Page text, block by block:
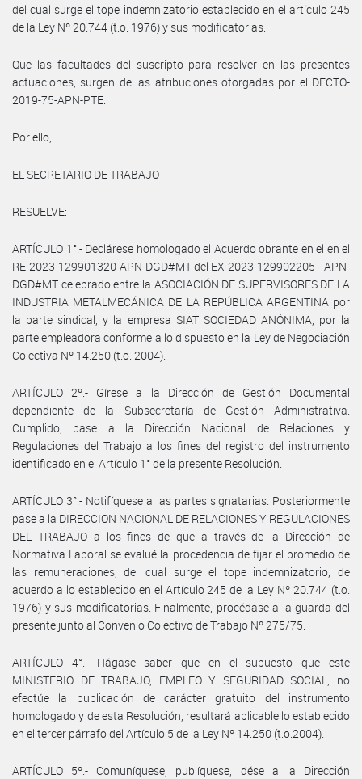
del cual surge el tope indemnizatorio establecido en el artículo 245
de la Ley Nº 20.744 (t.o. 1976) y sus modificatorias.
Que las facultades del suscripto para resolver en las presentes
actuaciones, surgen de las atribuciones otorgadas por el DECTO-
2019-75-APN-PTE.
Por ello,
EL SECRETARIO DE TRABAJO
RESUELVE:
ARTÍCULO 1°.- Declárese homologado el Acuerdo obrante en el en el
RE-2023-129901320-APN-DGD#MT del EX-2023-129902205- -APN-
DGD#MT celebrado entre la ASOCIACIÓN DE SUPERVISORES DE LA
INDUSTRIA METALMECÁNICA DE LA REPÚBLICA ARGENTINA por
la parte sindical, y la empresa SIAT SOCIEDAD ANÓNIMA, por la
parte empleadora conforme a lo dispuesto en la Ley de Negociación
Colectiva Nº 14.250 (t.o. 2004).
ARTÍCULO 2º.- Gírese a la Dirección de Gestión Documental
dependiente de la Subsecretaría de Gestión Administrativa.
Cumplido, pase a la Dirección Nacional de Relaciones y
Regulaciones del Trabajo a los fines del registro del instrumento
identificado en el Artículo 1° de la presente Resolución.
ARTÍCULO 3°.- Notifíquese a las partes signatarias. Posteriormente
pase a la DIRECCION NACIONAL DE RELACIONES Y REGULACIONES
DEL TRABAJO a los fines de que a través de la Dirección de
Normativa Laboral se evalué la procedencia de fijar el promedio de
las remuneraciones, del cual surge el tope indemnizatorio, de
acuerdo a lo establecido en el Artículo 245 de la Ley Nº 20.744 (t.o.
1976) y sus modificatorias. Finalmente, procédase a la guarda del
presente junto al Convenio Colectivo de Trabajo Nº 275/75.
ARTÍCULO 4°.- Hágase saber que en el supuesto que este
MINISTERIO DE TRABAJO, EMPLEO Y SEGURIDAD SOCIAL, no
efectúe la publicación de carácter gratuito del instrumento
homologado y de esta Resolución, resultará aplicable lo establecido
en el tercer párrafo del Artículo 5 de la Ley Nº 14.250 (t.o.2004).
ARTÍCULO 5º.- Comuníquese, publíquese, dése a la Dirección